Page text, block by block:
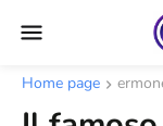
Home page